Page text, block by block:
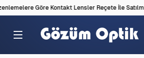
Göre Kontakt Lensler Reçete İle